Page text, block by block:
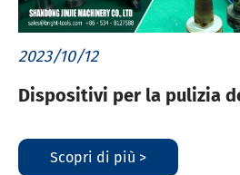
2023/10/12
Dispositivi per la pulizia
Scopri di più >